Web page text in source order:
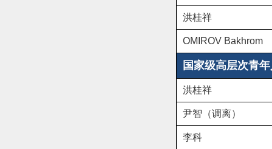
洪桂祥
OMIROV Bakhrom
国家级高层次青
洪桂祥
尹智（调离）
李科